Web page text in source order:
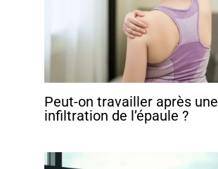
Peut-on travailler après une
infiltration de l’épaule ?